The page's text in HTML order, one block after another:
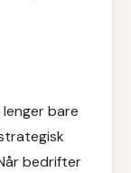
bare
bedrifter